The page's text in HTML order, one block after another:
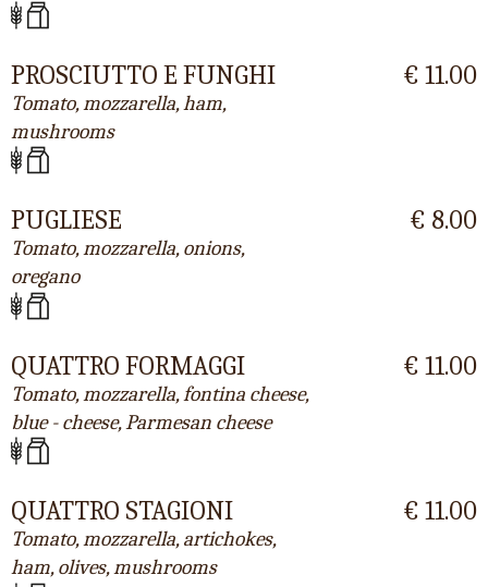
PROSCIUTTO E FUNGHI
Tomato, mozzarella, ham,
mushrooms
€ 11.00
PUGLIESE
Tomato, mozzarella, onions,
oregano
€ 8.00
QUATTRO FORMAGGI
Tomato, mozzarella, fontina cheese,
blue - cheese, Parmesan cheese
€ 11.00
QUATTRO STAGIONI
Tomato, mozzarella, artichokes,
ham, olives, mushrooms
€ 11.00